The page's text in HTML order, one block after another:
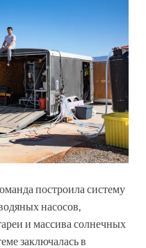
построила систему
насосов,
и массива солнечных
заключалась в